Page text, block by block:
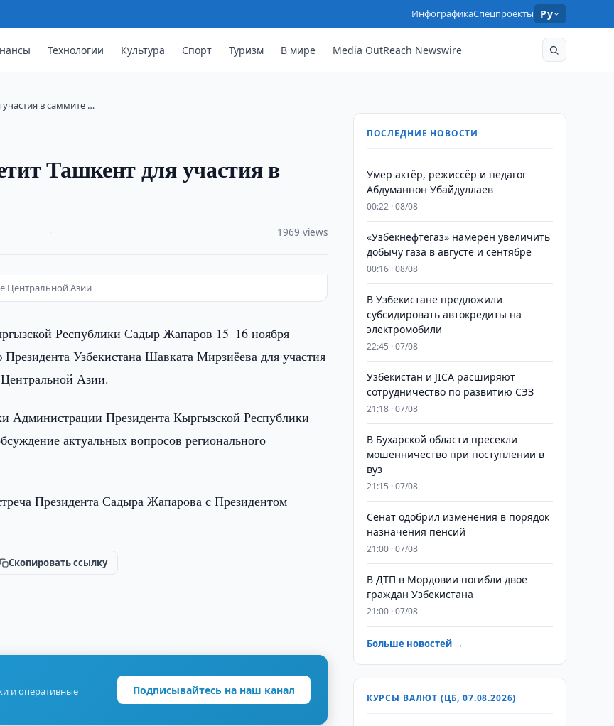
ИнфографикаСпецпроекты Ру
Технологии Культура Спорт Туризм В мире Media OutReach Newswire
в саммите …
Ташкент для участия в
1969 views
Центральной Азии
Республики Садыр Жапаров 15–16 ноября
Узбекистана Шавката Мирзиёева для участия
Центральной Азии.
Президента Кыргызской Республики
актуальных вопросов регионального
Президента Садыра Жапарова с Президентом
Скопировать ссылку
и оперативные
Подписывайтесь на наш канал
ПОСЛЕДНИЕ НОВОСТИ
Умер актёр, режиссёр и педагог
Абдуманнон Убайдуллаев
00:22 · 08/08
«Узбекнефтегаз» намерен увеличить
добычу газа в августе и сентябре
00:16 · 08/08
В Узбекистане предложили
субсидировать автокредиты на
электромобили
22:45 · 07/08
Узбекистан и JICA расширяют
сотрудничество по развитию СЭЗ
21:18 · 07/08
В Бухарской области пресекли
мошенничество при поступлении в
вуз
21:15 · 07/08
Сенат одобрил изменения в порядок
назначения пенсий
21:00 · 07/08
В ДТП в Мордовии погибли двое
граждан Узбекистана
21:00 · 07/08
Больше новостей →
КУРСЫ ВАЛЮТ (ЦБ, 07.08.2026)